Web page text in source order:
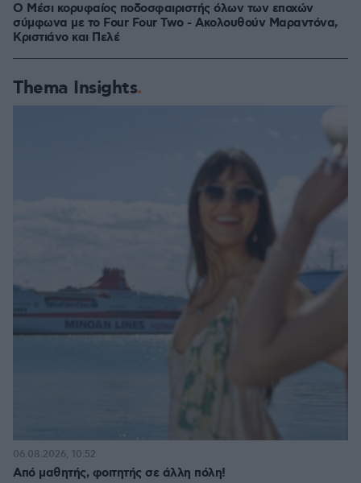
Ο Μέσι κορυφαίος ποδοσφαιριστής όλων των εποχών
σύμφωνα με το Four Four Two - Ακολουθούν Μαραντόνα,
Κριστιάνο και Πελέ
Thema Insights
Από μαθητής, φοιτητής σε άλλη πόλη!
06.08.2026, 10:52